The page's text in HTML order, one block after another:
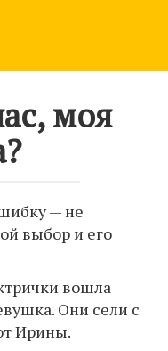
моя
— не
выбор и его
вошла
Они сели с
Ирины.